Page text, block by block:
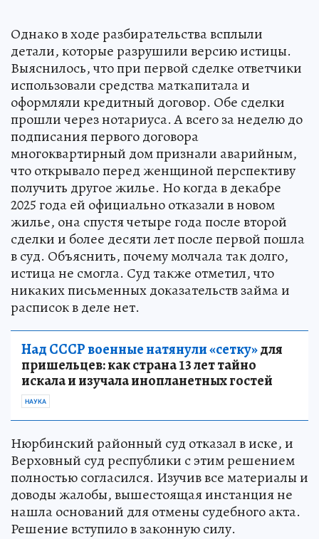
Однако в ходе разбирательства всплыли
детали, которые разрушили версию истицы.
Выяснилось, что при первой сделке ответчики
использовали средства маткапитала и
оформляли кредитный договор. Обе сделки
прошли через нотариуса. А всего за неделю до
подписания первого договора
многоквартирный дом признали аварийным,
что открывало перед женщиной перспективу
получить другое жилье. Но когда в декабре
2025 года ей официально отказали в новом
жилье, она спустя четыре года после второй
сделки и более десяти лет после первой пошла
в суд. Объяснить, почему молчала так долго,
истица не смогла. Суд также отметил, что
никаких письменных доказательств займа и
расписок в деле нет.
Над СССР военные натянули «сетку»для
пришельцев: как страна 13 лет тайно
искала и изучала инопланетных гостей
НАУКА
Нюрбинский районный суд отказал в иске, и
Верховный суд республики с этим решением
полностью согласился. Изучив все материалы и
доводы жалобы, вышестоящая инстанция не
нашла оснований для отмены судебного акта.
Решение вступило в законную силу.